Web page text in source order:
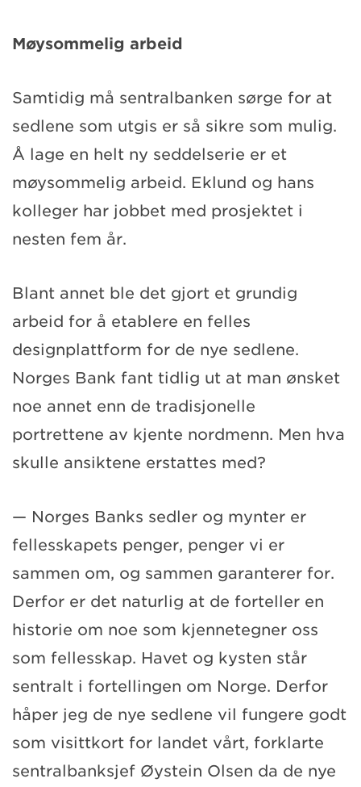
Møysommelig arbeid
Samtidig må sentralbanken sørge for at
sedlene som utgis er så sikre som mulig.
Å lage en helt ny seddelserie er et
møysommelig arbeid. Eklund og hans
kolleger har jobbet med prosjektet i
nesten fem år.
Blant annet ble det gjort et grundig
arbeid for å etablere en felles
designplattform for de nye sedlene.
Norges Bank fant tidlig ut at man ønsket
noe annet enn de tradisjonelle
portrettene av kjente nordmenn. Men hva
skulle ansiktene erstattes med?
— Norges Banks sedler og mynter er
fellesskapets penger, penger vi er
sammen om, og sammen garanterer for.
Derfor er det naturlig at de forteller en
historie om noe som kjennetegner oss
som fellesskap. Havet og kysten står
sentralt i fortellingen om Norge. Derfor
håper jeg de nye sedlene vil fungere godt
som visittkort for landet vårt, forklarte
sentralbanksjef Øystein Olsen da de nye